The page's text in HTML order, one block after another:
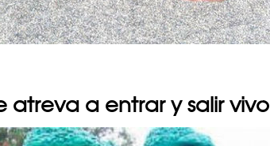
atreva a entrar y salir vivo